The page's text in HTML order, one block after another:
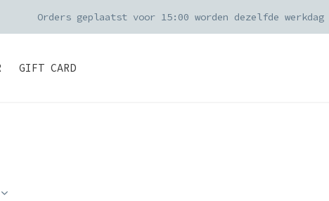
GIFT CARD
Orders geplaatst voor 15:00 worden dezelfde werkdag